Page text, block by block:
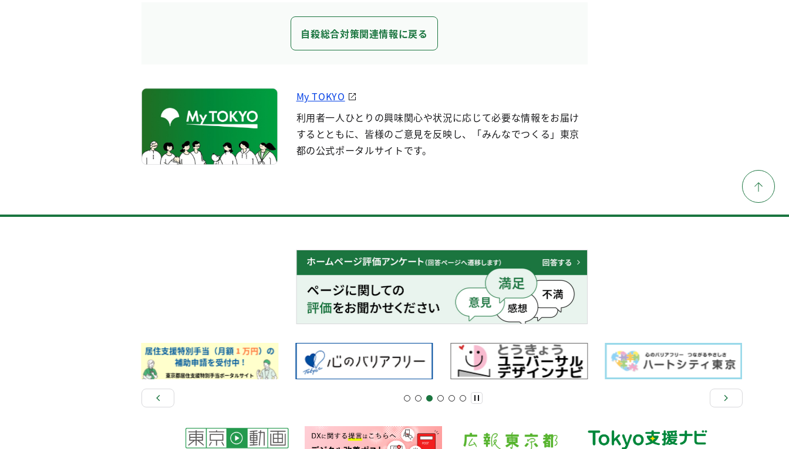
自殺総合対策関連情報に戻る
My TOKYO
利用者一人ひとりの興味関心や状況に応じて必要な情報をお届け
するとともに、皆様のご意見を反映し、「みんなでつくる」東京
都の公式ポータルサイトです。